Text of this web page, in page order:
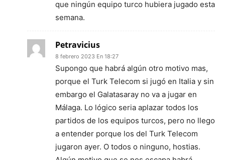
que ningún equipo turco hubiera jugado esta
semana.
Petravicius
8 febrero 2023 En 18:27
Supongo que habrá algún otro motivo mas,
porque el Turk Telecom si jugó en Italia y sin
embargo el Galatasaray no va a jugar en
Málaga. Lo lógico seria aplazar todos los
partidos de los equipos turcos, pero no llego
a entender porque los del Turk Telecom
jugaron ayer. O todos o ninguno, hostias.